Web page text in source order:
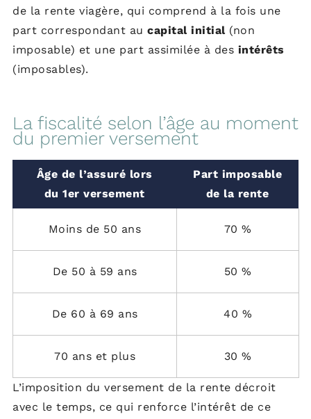
de la rente viagère, qui comprend à la fois une
part correspondant au capital initial(non
imposable) et une part assimilée à des intérêts
(imposables).
La fiscalité selon l’âge au moment
du premier versement
Âge de l’assuré lors
du 1er versement
Part imposable
de la rente
Moins de 50 ans 70 %
De 50 à 59 ans 50 %
De 60 à 69 ans 40 %
70 ans et plus 30 %
L’imposition du versement de la rente décroit
avec le temps, ce qui renforce l’intérêt de ce